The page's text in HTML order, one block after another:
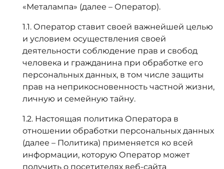
«Металампа» (далее – Оператор).
1.1. Оператор ставит своей важнейшей целью
и условием осуществления своей
деятельности соблюдение прав и свобод
человека и гражданина при обработке его
персональных данных, в том числе защиты
прав на неприкосновенность частной жизни,
личную и семейную тайну.
1.2. Настоящая политика Оператора в
отношении обработки персональных данных
(далее – Политика) применяется ко всей
информации, которую Оператор может
получить о посетителях веб-сайта